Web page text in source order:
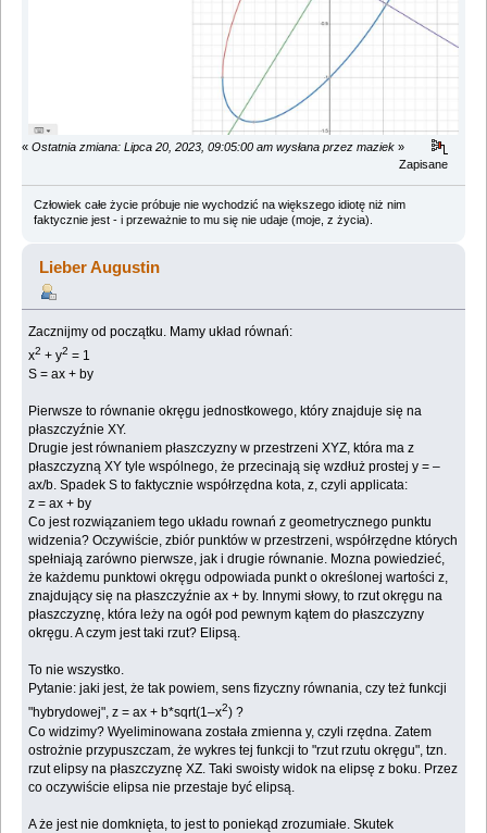
« Ostatnia zmiana: Lipca 20, 2023, 09:05:00 am wysłana przez maziek »
Zapisane
Człowiek całe życie próbuje nie wychodzić na większego idiotę niż nim
faktycznie jest - i przeważnie to mu się nie udaje (moje, z życia).
Lieber Augustin
Zacznijmy od początku. Mamy układ równań:
x2 + y2 = 1
S = ax + by
Pierwsze to równanie okręgu jednostkowego, który znajduje się na
płaszczyźnie XY.
Drugie jest równaniem płaszczyzny w przestrzeni XYZ, która ma z
płaszczyzną XY tyle wspólnego, że przecinają się wzdłuż prostej y = –
ax/b. Spadek S to faktycznie współrzędna kota, z, czyli applicata:
z = ax + by
Co jest rozwiązaniem tego układu rownań z geometrycznego punktu
widzenia? Oczywiście, zbiór punktów w przestrzeni, współrzędne których
spełniają zarówno pierwsze, jak i drugie równanie. Mozna powiedzieć,
że każdemu punktowi okręgu odpowiada punkt o określonej wartości z,
znajdujący się na płaszczyźnie ax + by. Innymi słowy, to rzut okręgu na
płaszczyznę, która leży na ogół pod pewnym kątem do płaszczyzny
okręgu. A czym jest taki rzut? Elipsą.
To nie wszystko.
Pytanie: jaki jest, że tak powiem, sens fizyczny równania, czy też funkcji
"hybrydowej", z = ax + b*sqrt(1–x2) ?
Co widzimy? Wyeliminowana została zmienna y, czyli rzędna. Zatem
ostrożnie przypuszczam, że wykres tej funkcji to "rzut rzutu okręgu", tzn.
rzut elipsy na płaszczyznę XZ. Taki swoisty widok na elipsę z boku. Przez
co oczywiście elipsa nie przestaje być elipsą.
A że jest nie domknięta, to jest to poniekąd zrozumiałe. Skutek